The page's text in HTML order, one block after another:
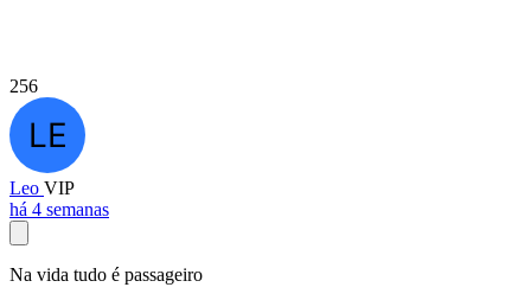
256
Leo VIP
há 4 semanas
Na vida tudo é passageiro